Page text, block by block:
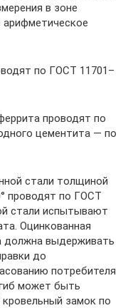
в зоне
по ГОСТ 11701–
проводят по
цементита — по
стали толщиной
проводят по ГОСТ
стали испытывают
Оцинкованная
должна выдерживать
до
потребителя
может быть
замок по